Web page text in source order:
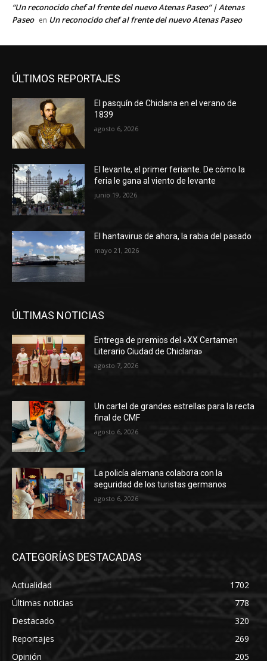
“Un reconocido chef al frente del nuevo Atenas Paseo” | Atenas
Paseo en Un reconocido chef al frente del nuevo Atenas Paseo
ÚLTIMOS REPORTAJES
El pasquín de Chiclana en el verano de
1839
agosto 6, 2026
El levante, el primer feriante. De cómo la
feria le gana al viento de levante
junio 19, 2026
El hantavirus de ahora, la rabia del pasado
mayo 21, 2026
ÚLTIMAS NOTICIAS
Entrega de premios del «XX Certamen
Literario Ciudad de Chiclana»
agosto 7, 2026
Un cartel de grandes estrellas para la recta
final de CMF
agosto 6, 2026
La policía alemana colabora con la
seguridad de los turistas germanos
agosto 6, 2026
CATEGORÍAS DESTACADAS
Actualidad
1702
Últimas noticias
778
Destacado
320
Reportajes
269
Opinión
205